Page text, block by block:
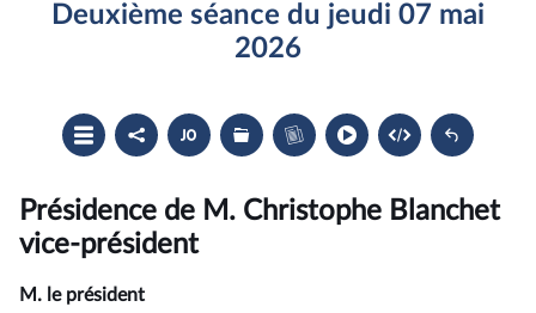
Deuxième séance du jeudi 07 mai
2026
Ouvrir
le
sommaire
Partager
le
compte
Accéder
au
document
du
compte
rendu
Les
dossiers
législatifs
Accéder
au
cahier
Présidence de M. Christophe Blanchet
vice-président
M. le président